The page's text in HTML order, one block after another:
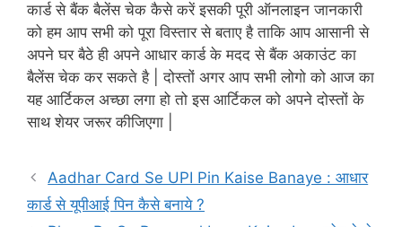
कार्ड से बैंक बैलेंस चेक कैसे करें इसकी पूरी ऑनलाइन जानकारी
को हम आप सभी को पूरा विस्तार से बताए है ताकि आप आसानी से
अपने घर बैठे ही अपने आधार कार्ड के मदद से बैंक अकाउंट का
बैलेंस चेक कर सकते है | दोस्तों अगर आप सभी लोगो को आज का
यह आर्टिकल अच्छा लगा हो तो इस आर्टिकल को अपने दोस्तों के
साथ शेयर जरूर कीजिएगा |
Aadhar Card Se UPI Pin Kaise Banaye : आधार
कार्ड से यूपीआई पिन कैसे बनाये ?